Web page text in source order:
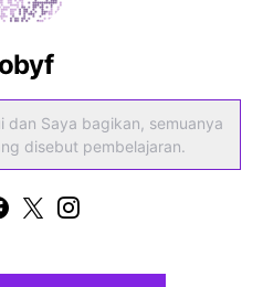
dan Saya bagikan, semuanya
disebut pembelajaran.